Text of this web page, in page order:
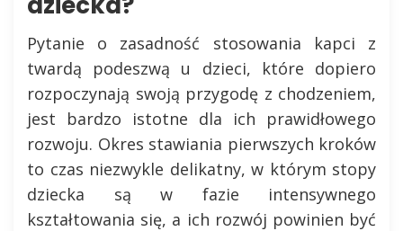
Pytanie o zasadność stosowania kapci z
twardą podeszwą u dzieci, które dopiero
rozpoczynają swoją przygodę z chodzeniem,
jest bardzo istotne dla ich prawidłowego
rozwoju. Okres stawiania pierwszych kroków
to czas niezwykle delikatny, w którym stopy
dziecka są w fazie intensywnego
kształtowania się, a ich rozwój powinien być